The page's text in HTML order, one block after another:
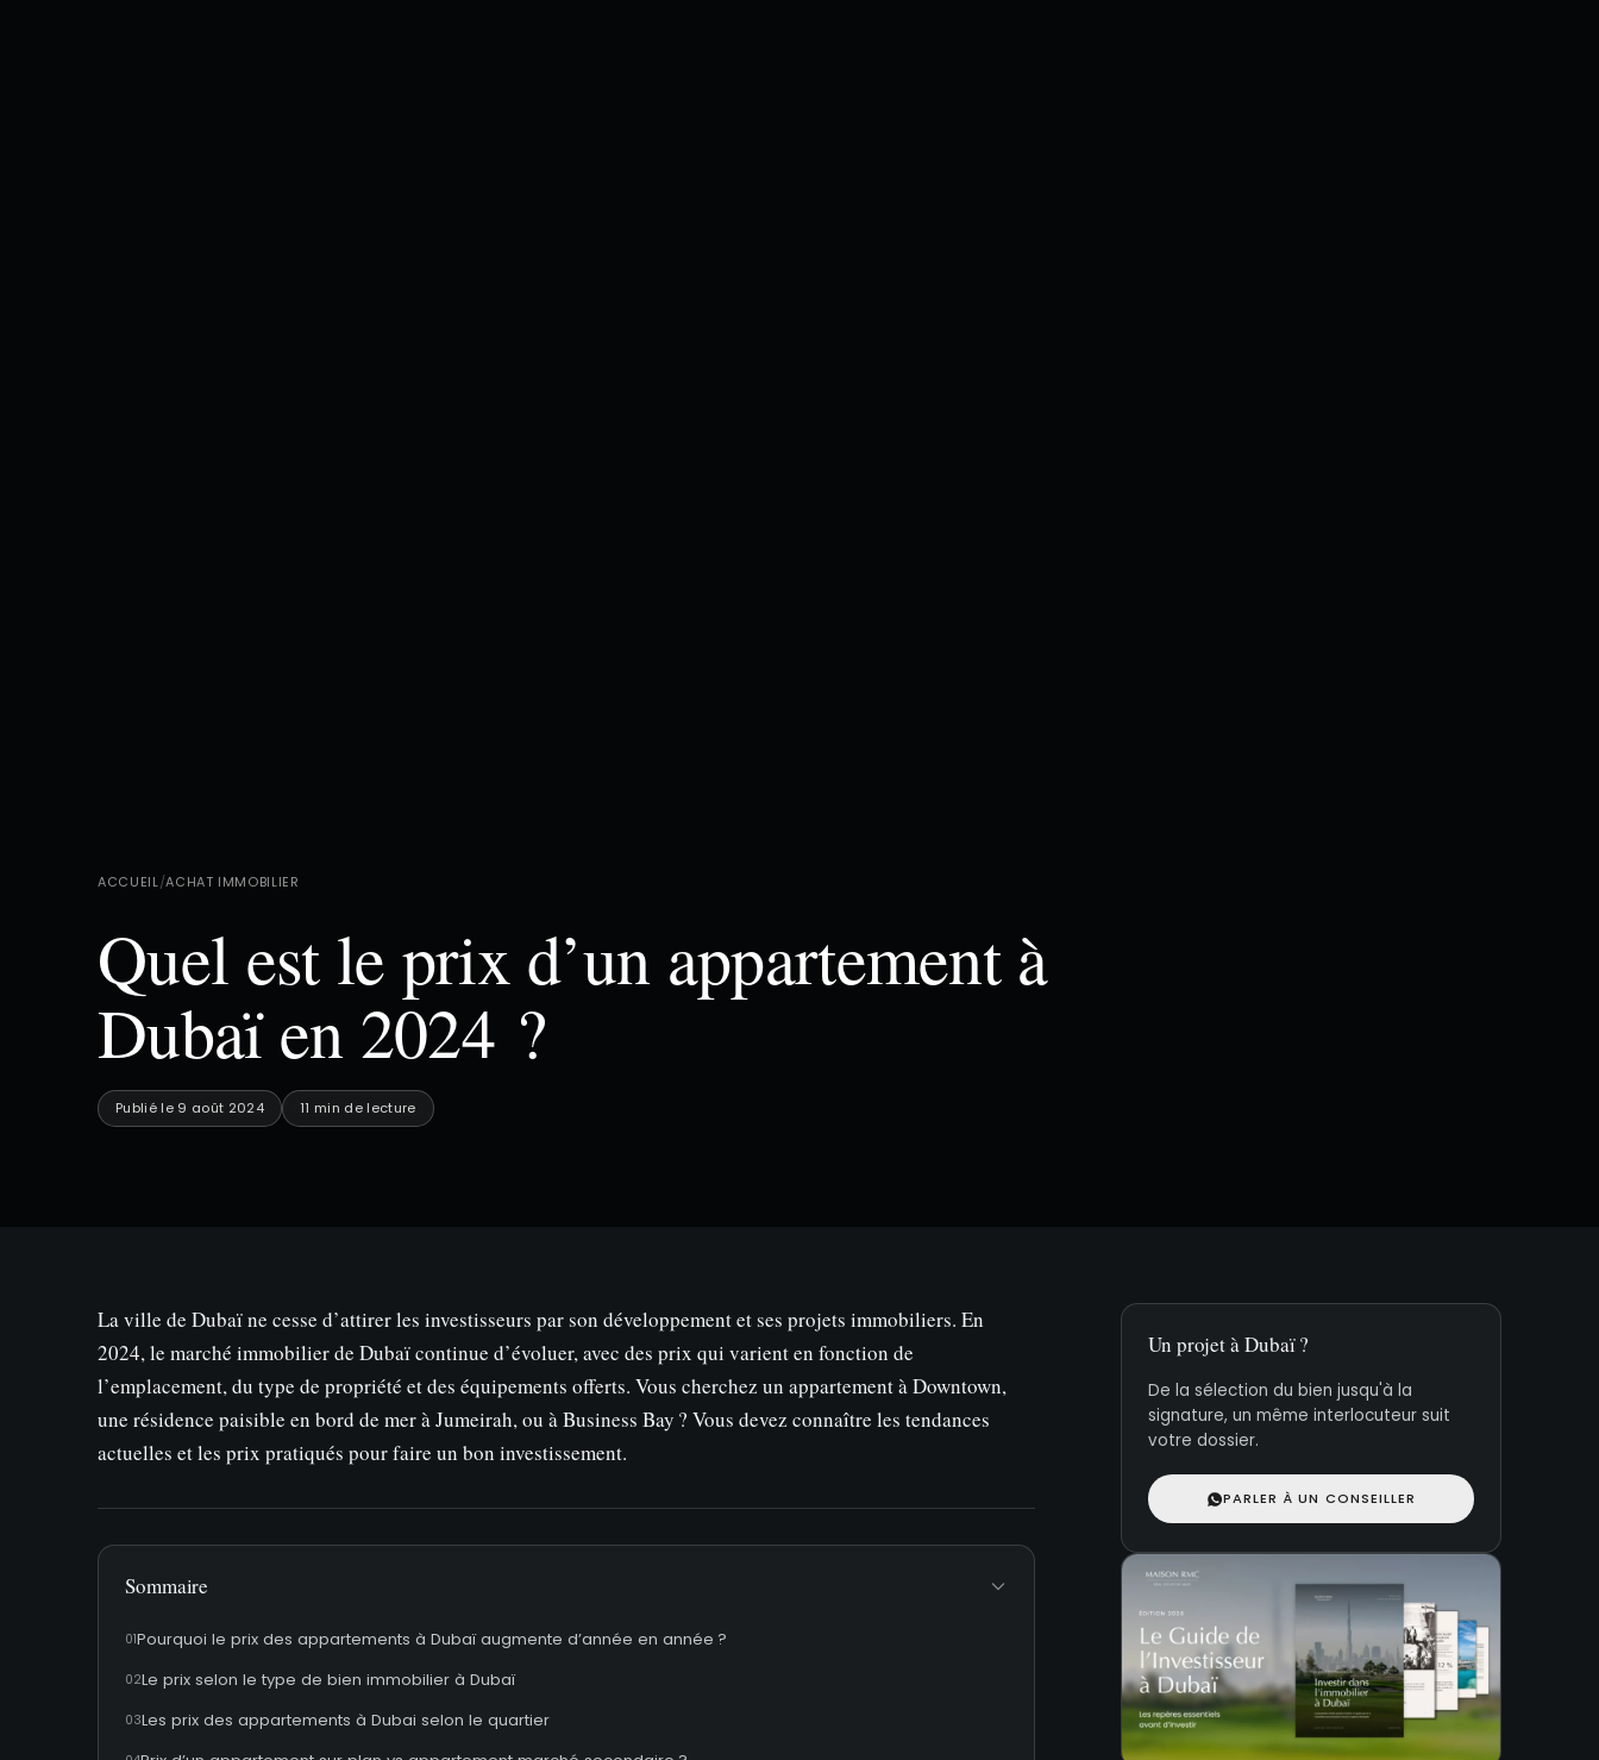
ACCUEIL/ACHAT IMMOBILIER
Quel est le prix d’un appartement à
Dubaï en 2024 ?
Publié le 9 août 2024 11 min de lecture
La ville de Dubaï ne cesse d’attirer les investisseurs par son développement et ses projets immobiliers. En
2024, le marché immobilier de Dubaï continue d’évoluer, avec des prix qui varient en fonction de
l’emplacement, du type de propriété et des équipements offerts. Vous cherchez un appartement à Downtown,
une résidence paisible en bord de mer à Jumeirah, ou à Business Bay ? Vous devez connaître les tendances
actuelles et les prix pratiqués pour faire un bon investissement.
Sommaire
Pourquoi le prix des appartements à Dubaï augmente d’année en année ?
Le prix selon le type de bien immobilier à Dubaï
Les prix des appartements à Dubai selon le quartier
Un projet à Dubaï ?
De la sélection du bien jusqu'à la
signature, un même interlocuteur suit
votre dossier.
PARLER À UN CONSEILLER